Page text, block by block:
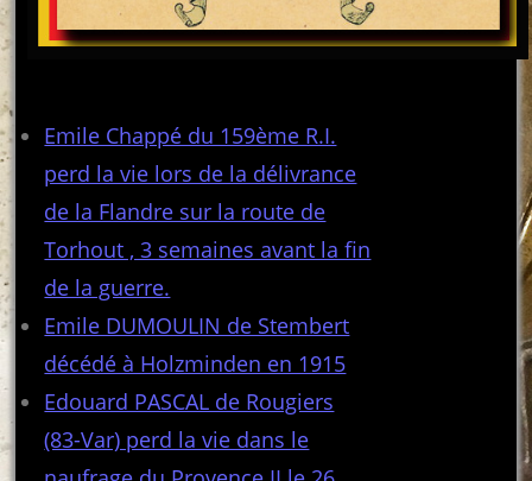
Emile Chappé du 159ème R.I.
perd la vie lors de la délivrance
de la Flandre sur la route de
Torhout , 3 semaines avant la fin
de la guerre.
Emile DUMOULIN de Stembert
décédé à Holzminden en 1915
Edouard PASCAL de Rougiers
(83-Var) perd la vie dans le